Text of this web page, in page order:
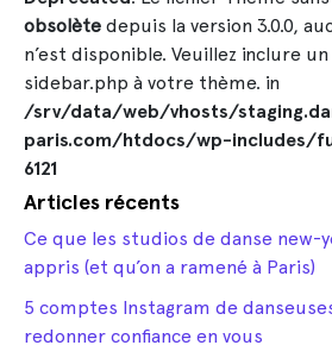
obsolète depuis la version 3.0.0,
n’est disponible. Veuillez inclure
sidebar.php à votre thème. in
/srv/data/web/vhosts/
paris.com/htdocs/wp-includes/
6121
Articles récents
Ce que les studios de danse new-
appris (et qu’on a ramené à Paris)
5 comptes Instagram de
redonner confiance en vous